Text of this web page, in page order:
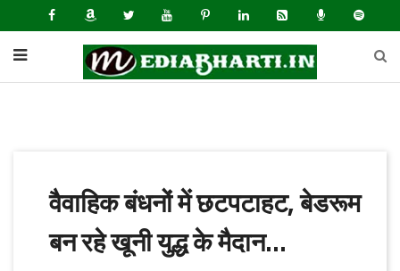
वैवाहिक बंधनों में छटपटाहट, बेडरूम
बन रहे खूनी युद्ध के मैदान...